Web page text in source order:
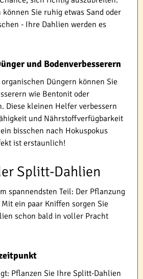
Sie ruhig etwas Sand oder
- Ihre Dahlien werden es
und Bodenverbesserern
Düngern können Sie
wie Bentonit oder
Diese kleinen Helfer verbessern
und Nährstoffverfügbarkeit
bisschen nach Hokuspokus
ist erstaunlich!
Splitt-Dahlien
spannendsten Teil: Der Pflanzung
ein paar Kniffen sorgen Sie
schon bald in voller Pracht
Pflanzen Sie Ihre Splitt-Dahlien